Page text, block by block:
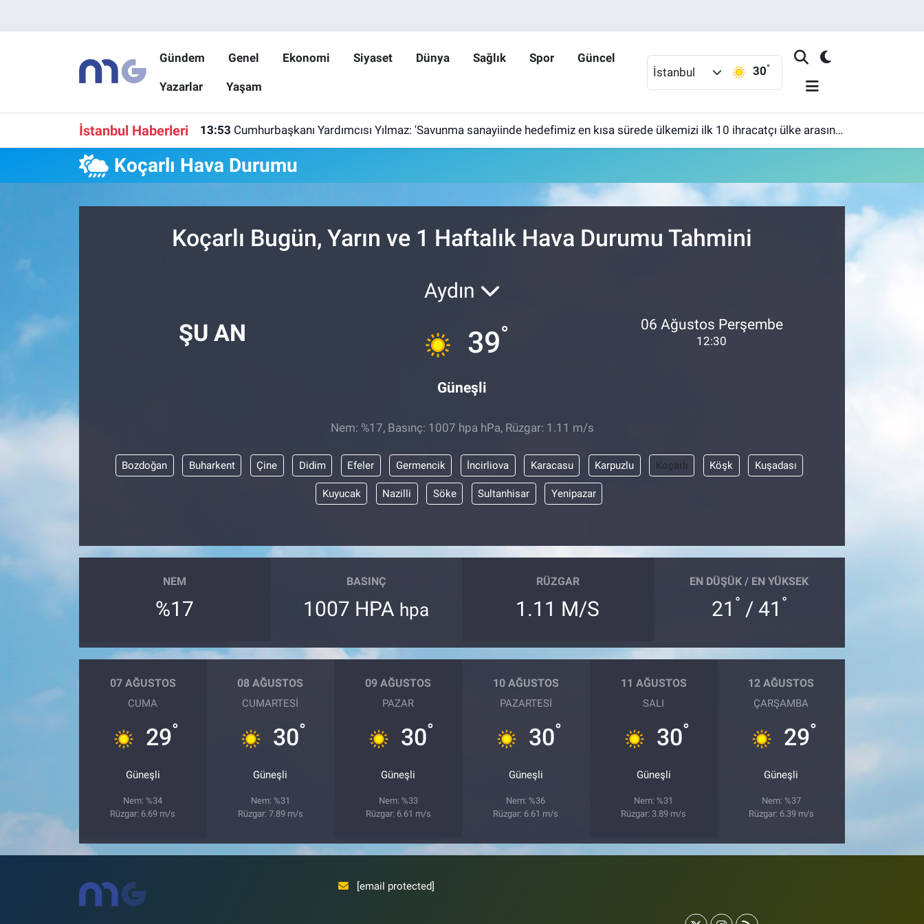
Gündem Genel Ekonomi Siyaset Dünya Sağlık Spor Güncel
Yazarlar Yaşam
İstanbul 30°
İstanbul Haberleri 13:53 Cumhurbaşkanı Yardımcısı Yılmaz: 'Savunma sanayiinde hedefimiz en kısa sürede ülkemizi ilk 10 ihracatçı ülke arasına sokmak'
Koçarlı Hava Durumu
Koçarlı Bugün, Yarın ve 1 Haftalık Hava Durumu Tahmini
ŞU AN
Aydın
39°
Güneşli
06 Ağustos Perşembe
12:30
Nem: %17, Basınç: 1007 hpa hPa, Rüzgar: 1.11 m/s
Bozdoğan Buharkent Çine Didim Efeler Germencik İncirliova Karacasu Karpuzlu Koçarlı Köşk Kuşadası
Kuyucak Nazilli Söke Sultanhisar Yenipazar
NEM
%17
BASINÇ
1007 HPA hpa
RÜZGAR
1.11 M/S
EN DÜŞÜK / EN YÜKSEK
21 ° / 41 °
07 AĞUSTOS
CUMA
29°
Güneşli
Nem: %34
Rüzgar: 6.69 m/s
08 AĞUSTOS
CUMARTESI
30°
Güneşli
Nem: %31
Rüzgar: 7.89 m/s
09 AĞUSTOS
PAZAR
30°
Güneşli
Nem: %33
Rüzgar: 6.61 m/s
10 AĞUSTOS
PAZARTESI
30°
Güneşli
Nem: %36
Rüzgar: 6.61 m/s
11 AĞUSTOS
SALI
30°
Güneşli
Nem: %31
Rüzgar: 3.89 m/s
12 AĞUSTOS
ÇARŞAMBA
29°
Güneşli
Nem: %37
Rüzgar: 6.39 m/s
[email protected]
Hava Durumu
İstanbul Namaz Vakitleri
Trafik Durumu